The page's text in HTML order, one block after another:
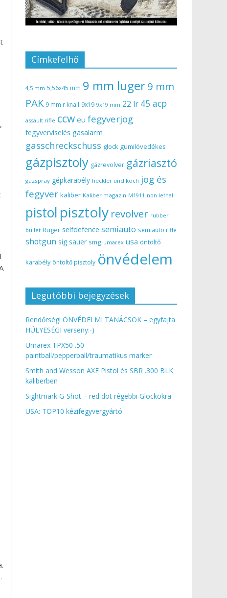
Címkefelhő
4,5 mm 5,56x45 mm 9 mm luger9 mm
PAK 9 mm r knall 9x19 9x19 mm 22 lr 45 acp
assault rifle ccw eu fegyverjog
fegyverviselés gasalarm
gasschreckschuss glock gumilövedékes
gázpisztoly gázrevolver gázriasztó
gázspray gépkarabély heckler und koch jog és
fegyver kaliber Kaliber magazin M1911 non lethal
pistol pisztoly revolver rubber
bullet Ruger selfdefence semiauto semiauto rifle
shotgun sig sauer smg umarex usa öntöltő
karabély öntöltő pisztoly önvédelem
Legutóbbi bejegyzések
Rendőrségi ÖNVÉDELMI TANÁCSOK – egyfajta
HÜLYESÉGI verseny:-)
Umarex TPX50 .50
paintball/pepperball/traumatikus marker
Smith and Wesson AXE Pistol és SBR .300 BLK
kaliberben
Sightmark G-Shot – red dot régebbi Glockokra
USA: TOP10 kézifegyvergyártó